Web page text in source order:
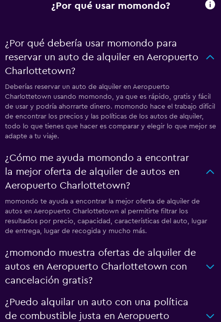
¿Por qué usar momondo?
¿Por qué debería usar momondo para
reservar un auto de alquiler en Aeropuerto
Charlottetown?
Deberías reservar un auto de alquiler en Aeropuerto
Charlottetown usando momondo, ya que es rápido, gratis y fácil
de usar y podría ahorrarte dinero. momondo hace el trabajo difícil
de encontrar los precios y las políticas de los autos de alquiler,
todo lo que tienes que hacer es comparar y elegir lo que mejor se
adapte a tu viaje.
¿Cómo me ayuda momondo a encontrar
la mejor oferta de alquiler de autos en
Aeropuerto Charlottetown?
momondo te ayuda a encontrar la mejor oferta de alquiler de
autos en Aeropuerto Charlottetown al permitirte filtrar los
resultados por precio, capacidad, características del auto, lugar
de entrega, lugar de recogida y mucho más.
¿momondo muestra ofertas de alquiler de
autos en Aeropuerto Charlottetown con
cancelación gratis?
¿Puedo alquilar un auto con una política
de combustible justa en Aeropuerto